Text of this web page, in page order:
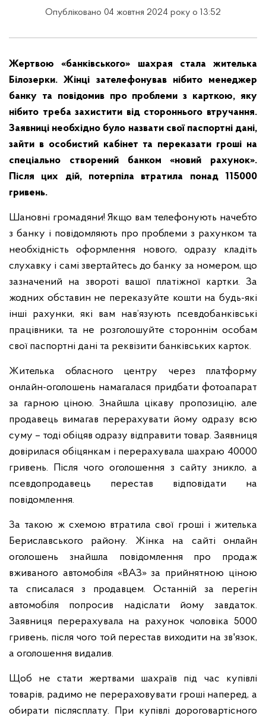
Опубліковано 04 жовтня 2024 року о 13:52
Жертвою «банківського» шахрая стала жителька
Білозерки. Жінці зателефонував нібито менеджер
банку та повідомив про проблеми з карткою, яку
нібито треба захистити від стороннього втручання.
Заявниці необхідно було назвати свої паспортні дані,
зайти в особистий кабінет та переказати гроші на
спеціально створений банком «новий рахунок».
Після цих дій, потерпіла втратила понад 115000
гривень.
Шановні громадяни! Якщо вам телефонують начебто
з банку і повідомляють про проблеми з рахунком та
необхідність оформлення нового, одразу кладіть
слухавку і самі звертайтесь до банку за номером, що
зазначений на звороті вашої платіжної картки. За
жодних обставин не переказуйте кошти на будь-які
інші рахунки, які вам нав’язують псевдобанківські
працівники, та не розголошуйте стороннім особам
свої паспортні дані та реквізити банківських карток.
Жителька обласного центру через платформу
онлайн-оголошень намагалася придбати фотоапарат
за гарною ціною. Знайшла цікаву пропозицію, але
продавець вимагав перерахувати йому одразу всю
суму – тоді обіцяв одразу відправити товар. Заявниця
довірилася обіцянкам і перерахувала шахраю 40000
гривень. Після чого оголошення з сайту зникло, а
псевдопродавець перестав відповідати на
повідомлення.
За такою ж схемою втратила свої гроші і жителька
Бериславського району. Жінка на сайті онлайн
оголошень знайшла повідомлення про продаж
вживаного автомобіля «ВАЗ» за прийнятною ціною
та списалася з продавцем. Останній за перегін
автомобіля попросив надіслати йому завдаток.
Заявниця перерахувала на рахунок чоловіка 5000
гривень, після чого той перестав виходити на зв'язок,
а оголошення видалив.
Щоб не стати жертвами шахраїв під час купівлі
товарів, радимо не перераховувати гроші наперед, а
обирати післясплату. При купівлі дороговартісного